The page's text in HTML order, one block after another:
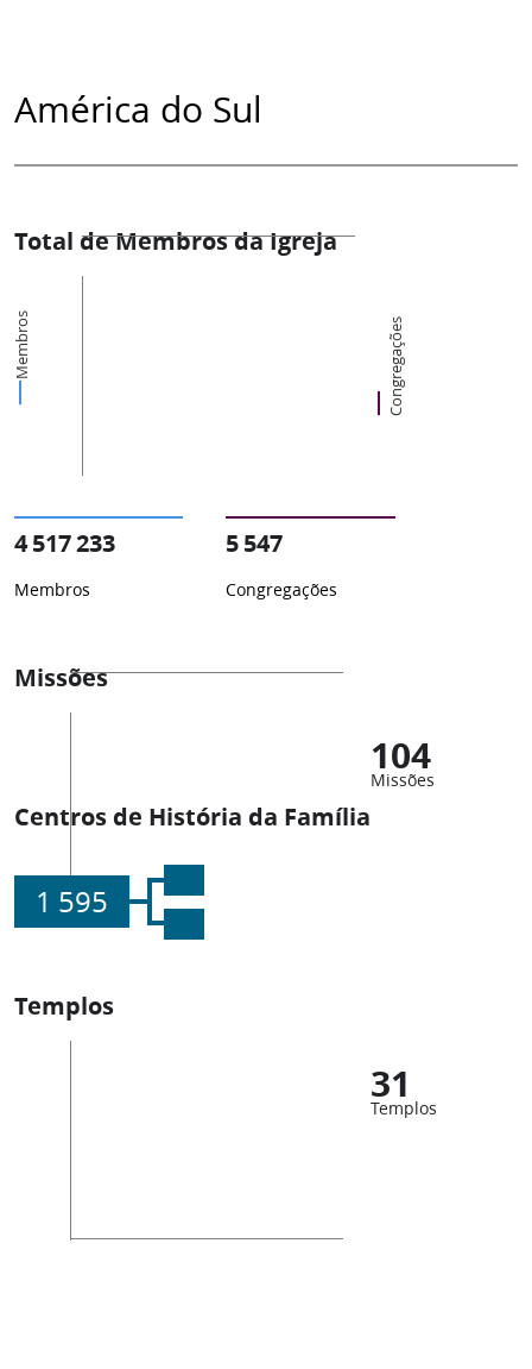
América do Sul
Total de Membros da Igreja
Membros Congregações
4 517 233
Membros
5 547
Congregações
Missões
104
Missões
Centros de História da Família
1 595
Templos
31
Templos